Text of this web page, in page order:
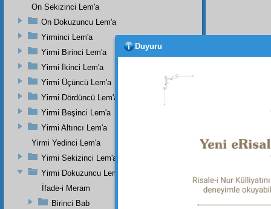
On Sekizinci Lem'a
On Dokuzuncu Lem'a
Yirminci Lem'a
Yirmi Birinci Lem'a
Yirmi İkinci Lem'a
Yirmi Üçüncü Lem'a
Yirmi Dördüncü Lem'a
Yirmi Beşinci Lem'a
Yirmi Altıncı Lem'a
Yirmi Yedinci Lem'a
Yirmi Sekizinci Lem'a
Yirmi Dokuzuncu Lem'a
İfade-i Meram
Birinci Bab
Duyuru